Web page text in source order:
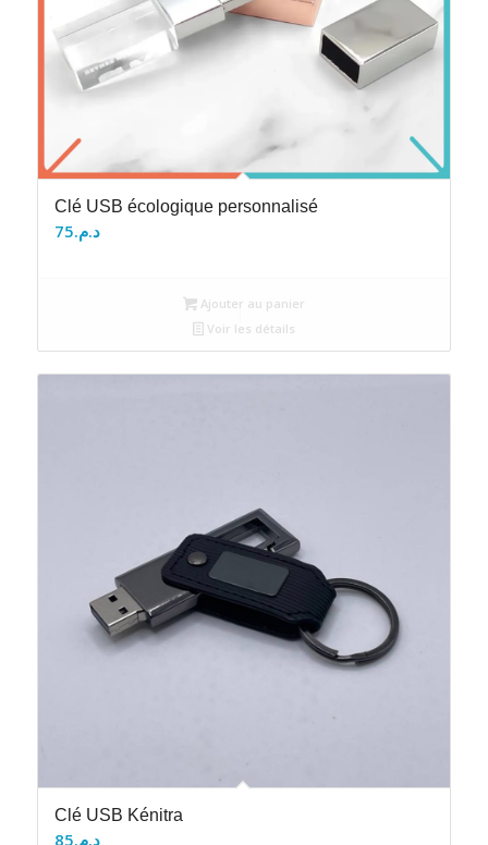
Clé USB écologique personnalisé
د.م.75
Ajouter au panier
Voir les détails
Clé USB Kénitra
د.م.85